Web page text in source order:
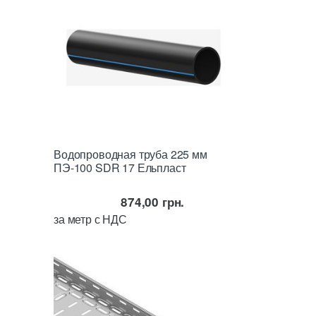
Водопроводная труба 225 мм
ПЭ-100 SDR 17 Ельпласт
874,00 грн.
за метр с НДС